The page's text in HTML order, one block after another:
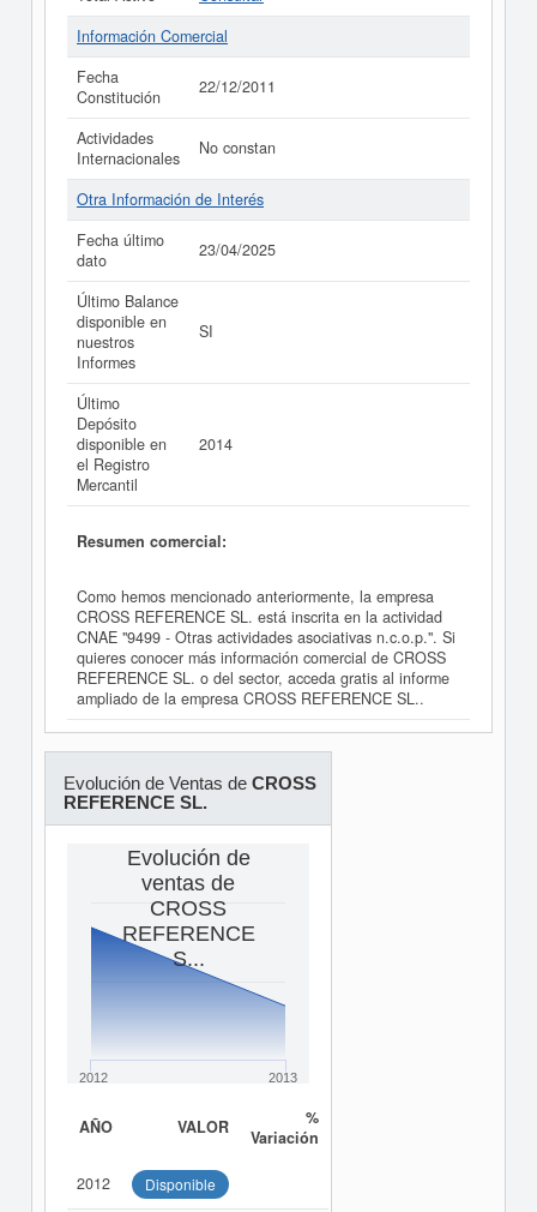
Información Comercial
Fecha
Constitución
22/12/2011
Actividades
Internacionales
No constan
Otra Información de Interés
Fecha último
dato
23/04/2025
Último Balance
disponible en
nuestros
Informes
SI
Último
Depósito
disponible en
el Registro
Mercantil
2014
Resumen comercial:
Como hemos mencionado anteriormente, la empresa
CROSS REFERENCE SL. está inscrita en la actividad
CNAE "9499 - Otras actividades asociativas n.c.o.p.". Si
quieres conocer más información comercial de CROSS
REFERENCE SL. o del sector, acceda gratis al informe
ampliado de la empresa CROSS REFERENCE SL..
Evolución de Ventas de CROSS
REFERENCE SL.
Evolución de
ventas de
CROSS
REFERENCE
S...
2012 2013
AÑO VALOR
%
Variación
2012 Disponible